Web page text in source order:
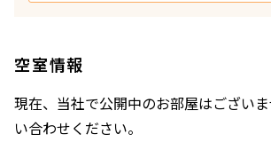
空室情報
現在、当社で公開中のお部屋はござい
い合わせください。